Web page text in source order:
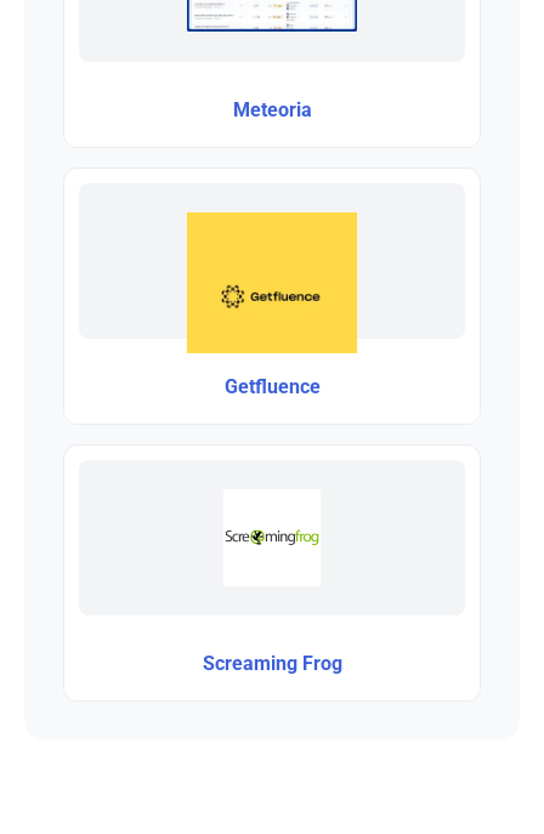
Meteoria
Getfluence
Screaming Frog